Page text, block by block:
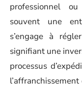
professionnel
souvent une
s’engage à
signifiant une
processus